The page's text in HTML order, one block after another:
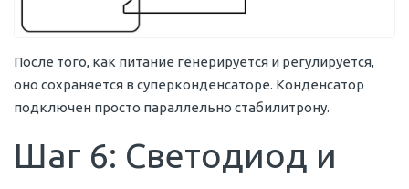
После того, как питание генерируется и регулируется,
оно сохраняется в суперконденсаторе. Конденсатор
подключен просто параллельно стабилитрону.
Шаг 6: Светодиод и